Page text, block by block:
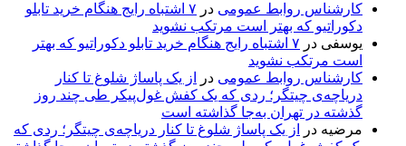
کارشناس روابط عمومی در
۷ اشتباه رایج هنگام خرید تابلو
دکوراتیو که بهتر است مرتکب نشوید
یوسفی در
۷ اشتباه رایج هنگام خرید تابلو دکوراتیو که بهتر
است مرتکب نشوید
کارشناس روابط عمومی در
از یک پاساژ شلوغ تا کنار
دریاچه‌ی چیتگر؛ ردی که یک کفش غول‌پیکر طی چند روز
گذشته در تهران به‌جا گذاشته است
مرضیه در
از یک پاساژ شلوغ تا کنار دریاچه‌ی چیتگر؛ ردی که